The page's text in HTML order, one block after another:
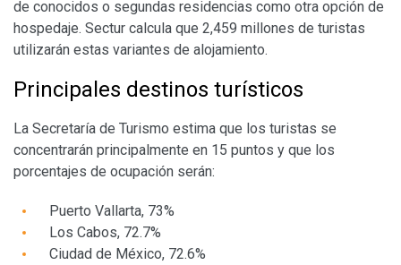
de conocidos o segundas residencias como otra opción de
hospedaje. Sectur calcula que 2,459 millones de turistas
utilizarán estas variantes de alojamiento.
Principales destinos turísticos
La Secretaría de Turismo estima que los turistas se
concentrarán principalmente en 15 puntos y que los
porcentajes de ocupación serán:
Puerto Vallarta, 73%
Los Cabos, 72.7%
Ciudad de México, 72.6%